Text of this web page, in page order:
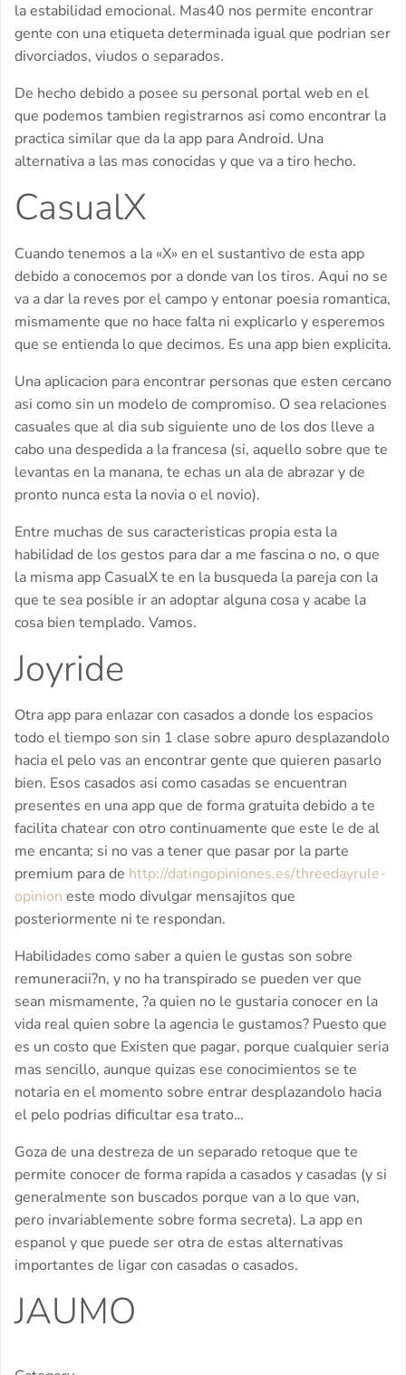
la estabilidad emocional. Mas40 nos permite encontrar
gente con una etiqueta determinada igual que podri­an ser
divorciados, viudos o separados.
De hecho debido a posee su personal portal web en el
que podemos tambien registrarnos asi­ como encontrar la
practica similar que da la app para Android. Una
alternativa a las mas conocidas y que va a tiro hecho.
CasualX
Cuando tenemos a la «X» en el sustantivo de esta app
debido a conocemos por a donde van los tiros. Aqui no se
va a dar la reves por el campo y entonar poesia romantica,
mismamente que no hace falta ni explicarlo y esperemos
que se entienda lo que decimos. Es una app bien explicita.
Una aplicacion para encontrar personas que esten cercano
asi­ como sin un modelo de compromiso. O sea relaciones
casuales que al dia sub siguiente uno de los dos lleve a
cabo una despedida a la francesa (si, aquello sobre que te
levantas en la manana, te echas un ala de abrazar y de
pronto nunca esta la novia o el novio).
Entre muchas de sus caracteristicas propia esta la
habilidad de los gestos para dar a me fascina o no, o que
la misma app CasualX te en la busqueda la pareja con la
que te sea posible ir an adoptar alguna cosa y acabe la
cosa bien templado. Vamos.
Joyride
Otra app para enlazar con casados a donde los espacios
todo el tiempo son sin 1 clase sobre apuro desplazandolo
hacia el pelo vas an encontrar gente que quieren pasarlo
bien. Esos casados asi­ como casadas se encuentran
presentes en una app que de forma gratuita debido a te
facilita chatear con otro continuamente que este le de al
me encanta; si no vas a tener que pasar por la parte
premium para de http://datingopiniones.es/threedayrule-
opinion este modo divulgar mensajitos que
posteriormente ni te respondan.
Habilidades como saber a quien le gustas son sobre
remuneracii?n, y no ha transpirado se pueden ver que
sean mismamente, ?a quien no le gustaria conocer en la
vida real quien sobre la agencia le gustamos? Puesto que
es un costo que Existen que pagar, porque cualquier seria
mas sencillo, aunque quizas ese conocimientos se te
notaria en el momento sobre entrar desplazandolo hacia
el pelo podrias dificultar esa trato…
Goza de una destreza de un separado retoque que te
permite conocer de forma rapida a casados y casadas (y si
generalmente son buscados porque van a lo que van,
pero invariablemente sobre forma secreta). La app en
espanol y que puede ser otra de estas alternativas
importantes de ligar con casadas o casados.
JAUMO